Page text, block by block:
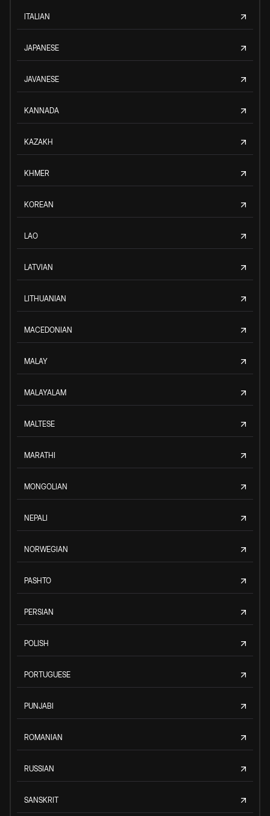
ITALIAN
JAPANESE
JAVANESE
KANNADA
KAZAKH
KHMER
KOREAN
LAO
LATVIAN
LITHUANIAN
MACEDONIAN
MALAY
MALAYALAM
MALTESE
MARATHI
MONGOLIAN
NEPALI
NORWEGIAN
PASHTO
PERSIAN
POLISH
PORTUGUESE
PUNJABI
ROMANIAN
RUSSIAN
SANSKRIT